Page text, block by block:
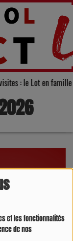
et les fonctionnalités
de nos
: le Lot en